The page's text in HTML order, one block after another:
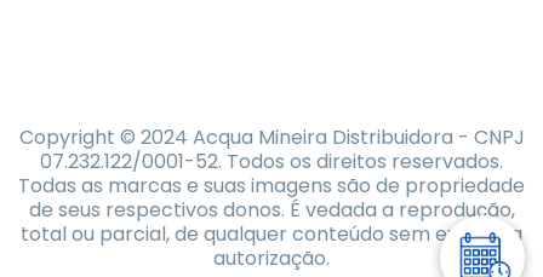
Copyright © 2024 Acqua Mineira Distribuidora - CNPJ
07.232.122/0001-52. Todos os direitos reservados.
Todas as marcas e suas imagens são de propriedade
de seus respectivos donos. É vedada a reprodução,
total ou parcial, de qualquer conteúdo sem expressa
autorização.